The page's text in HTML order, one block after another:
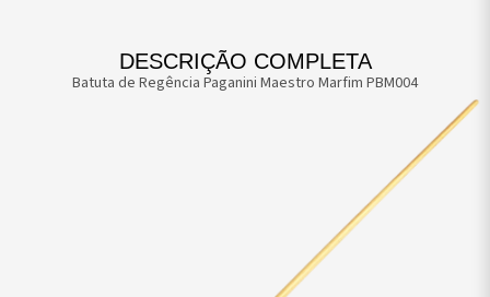
DESCRIÇÃO COMPLETA
Batuta de Regência Paganini Maestro Marfim PBM004